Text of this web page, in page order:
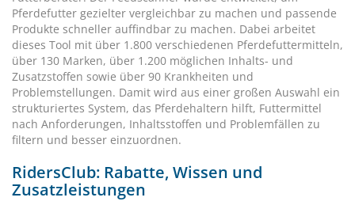
Pferdefutter gezielter vergleichbar zu machen und passende
Produkte schneller auffindbar zu machen. Dabei arbeitet
dieses Tool mit über 1.800 verschiedenen Pferdefuttermitteln,
über 130 Marken, über 1.200 möglichen Inhalts- und
Zusatzstoffen sowie über 90 Krankheiten und
Problemstellungen. Damit wird aus einer großen Auswahl ein
strukturiertes System, das Pferdehaltern hilft, Futtermittel
nach Anforderungen, Inhaltsstoffen und Problemfällen zu
filtern und besser einzuordnen.
RidersClub: Rabatte, Wissen und
Zusatzleistungen